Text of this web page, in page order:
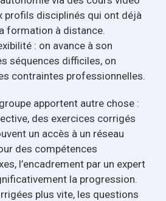
profils disciplinés qui ont déjà
formation à distance.
: on avance à son
séquences difficiles, on
contraintes professionnelles.
apportent autre chose :
des exercices corrigés
un accès à un réseau
des compétences
l’encadrement par un expert
la progression.
plus vite, les questions